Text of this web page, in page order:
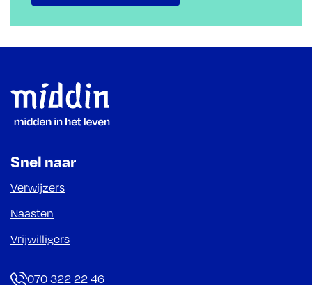
Footer
Snel naar
Verwijzers
Naasten
Vrijwilligers
070 322 22 46